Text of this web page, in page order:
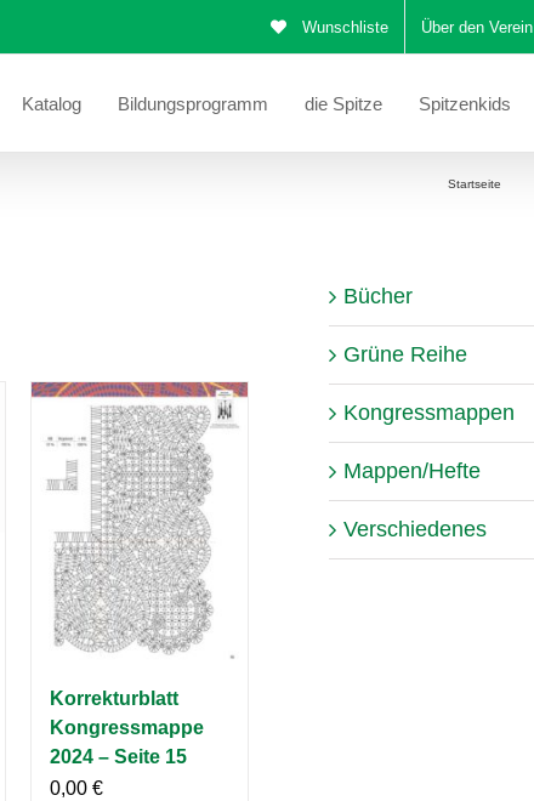
Wunschliste Über den Verein
Katalog Bildungsprogramm die Spitze Spitzenkids
Startseite
Korrekturblatt
Kongressmappe
2024 – Seite 15
0,00 €
Bücher
Grüne Reihe
Kongressmappen
Mappen/Hefte
Verschiedenes